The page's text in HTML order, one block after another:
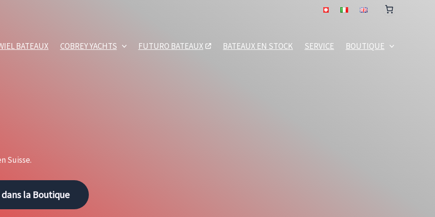
BATEAUX
COBREY YACHTS FUTURO BATEAUX BATEAUX EN STOCK SERVICE BOUTIQUE
Suisse.
la Boutique